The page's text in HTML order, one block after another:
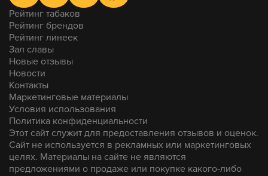
Турка Cosmobowl, 3х25, 2/1, Китай колодка, с
касанием. Первые попытки раскуривать начал
делать через 7 минут.
Рейтинг табаков
Рейтинг брендов
Рейтинг линеек
Зал славы
Новые отзывы
Новости
Контакты
Маркетинговые материалы
Условия использования
Политика конфиденциальности
Этот сайт служит для предоставления отзывов и оценок.
Сайт не используется в рекламных или маркетинговых
целях. Материалы на сайте не являются
предложениями о продаже или покупке какого-либо